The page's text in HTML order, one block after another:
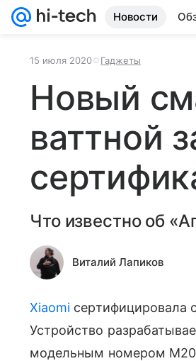
Новости
15 июля 2020 Гаджеты
Новый
ваттной
Что известно об
Виталий Лапиков
Xiaomi сертифицировала
Устройство
модельным номером